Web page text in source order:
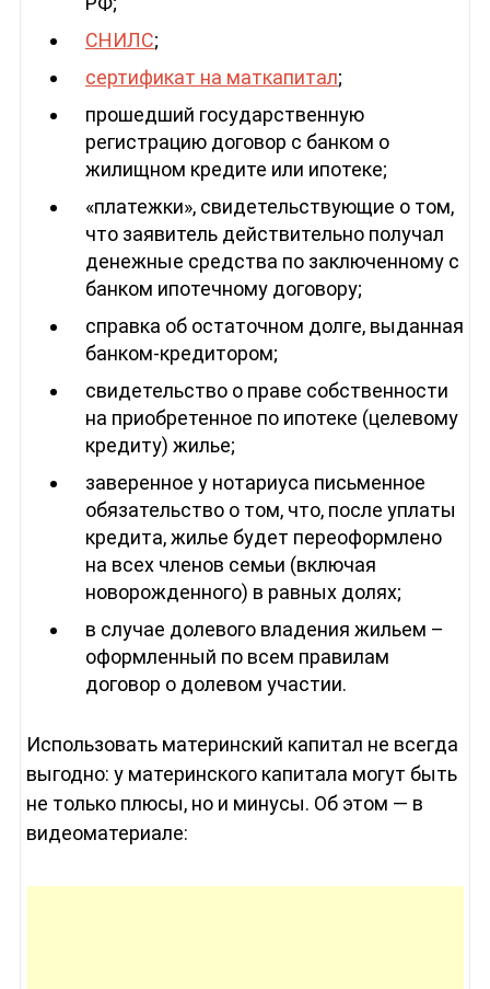
СНИЛС;
сертификат на маткапитал;
прошедший государственную
регистрацию договор с банком о
жилищном кредите или ипотеке;
«платежки», свидетельствующие о том,
что заявитель действительно получал
денежные средства по заключенному с
банком ипотечному договору;
справка об остаточном долге, выданная
банком-кредитором;
свидетельство о праве собственности
на приобретенное по ипотеке (целевому
кредиту) жилье;
заверенное у нотариуса письменное
обязательство о том, что, после уплаты
кредита, жилье будет переоформлено
на всех членов семьи (включая
новорожденного) в равных долях;
в случае долевого владения жильем –
оформленный по всем правилам
договор о долевом участии.
Использовать материнский капитал не всегда
выгодно: у материнского капитала могут быть
не только плюсы, но и минусы. Об этом — в
видеоматериале: